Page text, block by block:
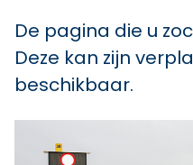
De pagina die u
Deze kan zijn
beschikbaar.